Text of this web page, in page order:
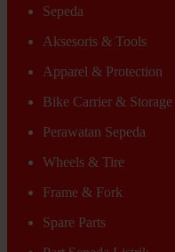
Sepeda
Aksesoris & Tools
Apparel & Protection
Bike Carrier & Storage
Perawatan Sepeda
Wheels & Tire
Frame & Fork
Spare Parts